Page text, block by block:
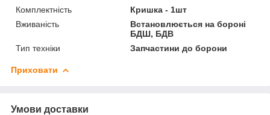
Комплектність
Кришка - 1шт
Вживаність
Встановлюється на бороні
БДШ, БДВ
Тип техніки
Запчастини до борони
Приховати
Умови доставки